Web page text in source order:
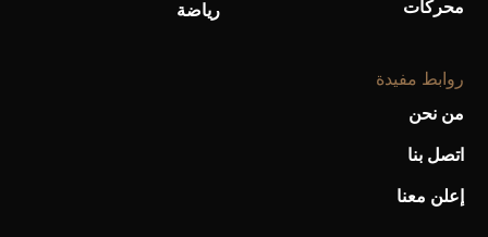
محركات رياضة
روابط مفيدة
من نحن
اتصل بنا
إعلن معنا